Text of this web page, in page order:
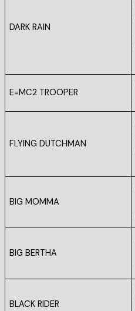
DARK RAIN
E=MC2 TROOPER
FLYING DUTCHMAN
BIG MOMMA
BIG BERTHA
BLACK RIDER